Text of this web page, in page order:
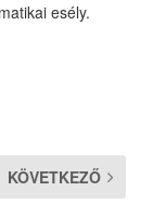
esély.
KÖVETKEZŐ